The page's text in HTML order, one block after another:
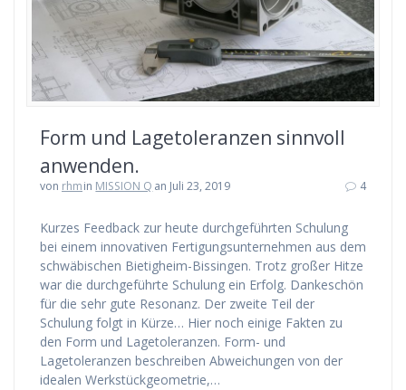
Form und Lagetoleranzen sinnvoll
anwenden.
von rhmin MISSION Q an Juli 23, 2019 4
Kurzes Feedback zur heute durchgeführten Schulung
bei einem innovativen Fertigungsunternehmen aus dem
schwäbischen Bietigheim-Bissingen. Trotz großer Hitze
war die durchgeführte Schulung ein Erfolg. Dankeschön
für die sehr gute Resonanz. Der zweite Teil der
Schulung folgt in Kürze… Hier noch einige Fakten zu
den Form und Lagetoleranzen. Form- und
Lagetoleranzen beschreiben Abweichungen von der
idealen Werkstückgeometrie,…